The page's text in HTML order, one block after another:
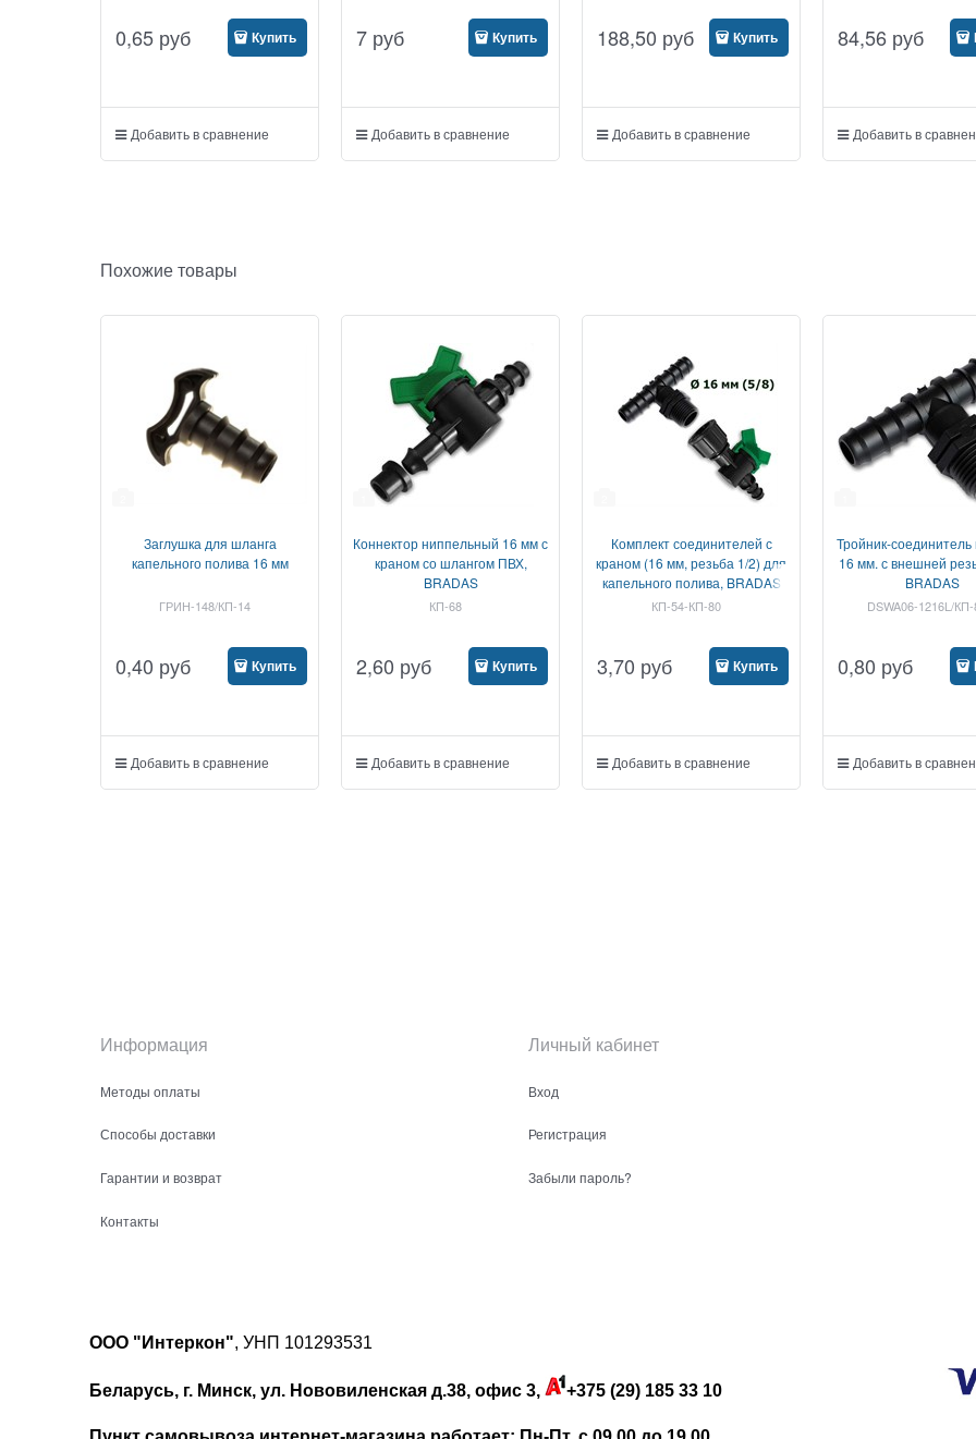
0,65 руб Купить
Добавить в сравнение
7 руб Купить
Добавить в сравнение
188,50 руб Купить
Добавить в сравнение
84,56 руб
Добавить в
Похожие товары
Заглушка для шланга
капельного полива 16 мм
ГРИН-148/КП-14
0,40 руб Купить
Добавить в сравнение
Коннектор ниппельный 16 мм с
краном со шлангом ПВХ,
BRADAS
КП-68
2,60 руб Купить
Добавить в сравнение
Комплект соединителей с
краном (16 мм, резьба 1/2) для
капельного полива, BRADAS
КП-54-КП-80
3,70 руб Купить
Добавить в сравнение
Тройник-
16 мм. с внешней
BRADAS
DSWA06-1216L/
0,80 руб
Добавить в
Информация
Методы оплаты
Способы доставки
Гарантии и возврат
Контакты
Личный кабинет
Вход
Регистрация
Забыли пароль?
ООО "Интеркон", УНП 101293531
Беларусь, г. Минск, ул. Нововиленская д.38, офис 3, +375 (29) 185 33 10